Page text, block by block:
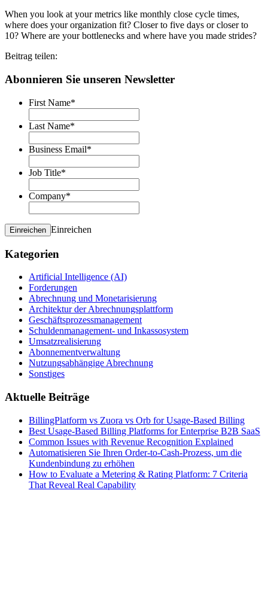
When you look at your metrics like monthly close cycle times,
where does your organization fit? Closer to five days or closer to
10? Where are your bottlenecks and where have you made strides?
Beitrag teilen:
Abonnieren Sie unseren Newsletter
First Name*
Last Name*
Business Email*
Job Title*
Company*
Einreichen Einreichen
Kategorien
Artificial Intelligence (AI)
Forderungen
Abrechnung und Monetarisierung
Architektur der Abrechnungsplattform
Geschäftsprozessmanagement
Schuldenmanagement- und Inkassosystem
Umsatzrealisierung
Abonnementverwaltung
Nutzungsabhängige Abrechnung
Sonstiges
Aktuelle Beiträge
BillingPlatform vs Zuora vs Orb for Usage-Based Billing
Best Usage-Based Billing Platforms for Enterprise B2B SaaS
Common Issues with Revenue Recognition Explained
Automatisieren Sie Ihren Order-to-Cash-Prozess, um die
Kundenbindung zu erhöhen
How to Evaluate a Metering & Rating Platform: 7 Criteria
That Reveal Real Capability